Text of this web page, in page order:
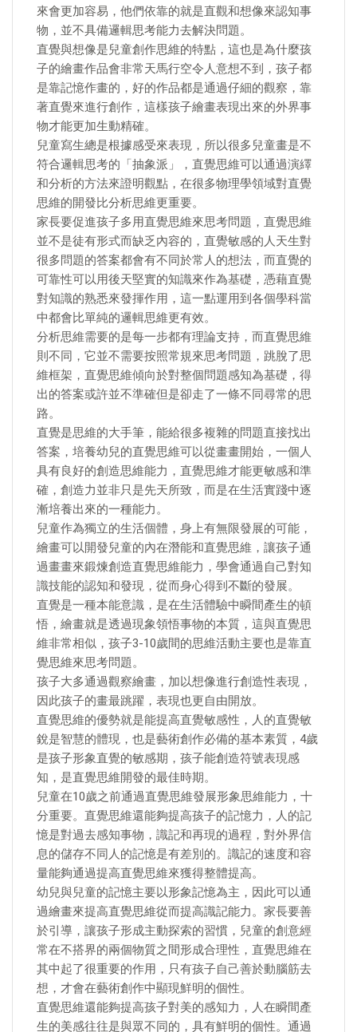
來會更加容易，他們依靠的就是直觀和想像來認知事
物，並不具備邏輯思考能力去解決問題。
直覺與想像是兒童創作思維的特點，這也是為什麼孩
子的繪畫作品會非常天馬行空令人意想不到，孩子都
是靠記憶作畫的，好的作品都是通過仔細的觀察，靠
著直覺來進行創作，這樣孩子繪畫表現出來的外界事
物才能更加生動精確。
兒童寫生總是根據感受來表現，所以很多兒童畫是不
符合邏輯思考的「抽象派」，直覺思維可以通過演繹
和分析的方法來證明觀點，在很多物理學領域對直覺
思維的開發比分析思維更重要。
家長要促進孩子多用直覺思維來思考問題，直覺思維
並不是徒有形式而缺乏內容的，直覺敏感的人天生對
很多問題的答案都會有不同於常人的想法，而直覺的
可靠性可以用後天堅實的知識來作為基礎，憑藉直覺
對知識的熟悉來發揮作用，這一點運用到各個學科當
中都會比單純的邏輯思維更有效。
分析思維需要的是每一步都有理論支持，而直覺思維
則不同，它並不需要按照常規來思考問題，跳脫了思
維框架，直覺思維傾向於對整個問題感知為基礎，得
出的答案或許並不準確但是卻走了一條不同尋常的思
路。
直覺是思維的大手筆，能給很多複雜的問題直接找出
答案，培養幼兒的直覺思維可以從畫畫開始，一個人
具有良好的創造思維能力，直覺思維才能更敏感和準
確，創造力並非只是先天所致，而是在生活實踐中逐
漸培養出來的一種能力。
兒童作為獨立的生活個體，身上有無限發展的可能，
繪畫可以開發兒童的內在潛能和直覺思維，讓孩子通
過畫畫來鍛煉創造直覺思維能力，學會通過自己對知
識技能的認知和發現，從而身心得到不斷的發展。
直覺是一種本能意識，是在生活體驗中瞬間產生的頓
悟，繪畫就是透過現象領悟事物的本質，這與直覺思
維非常相似，孩子3-10歲間的思維活動主要也是靠直
覺思維來思考問題。
孩子大多通過觀察繪畫，加以想像進行創造性表現，
因此孩子的畫最跳躍，表現也更自由開放。
直覺思維的優勢就是能提高直覺敏感性，人的直覺敏
銳是智慧的體現，也是藝術創作必備的基本素質，4歲
是孩子形象直覺的敏感期，孩子能創造符號表現感
知，是直覺思維開發的最佳時期。
兒童在10歲之前通過直覺思維發展形象思維能力，十
分重要。直覺思維還能夠提高孩子的記憶力，人的記
憶是對過去感知事物，識記和再現的過程，對外界信
息的儲存不同人的記憶是有差別的。識記的速度和容
量能夠通過提高直覺思維來獲得整體提高。
幼兒與兒童的記憶主要以形象記憶為主，因此可以通
過繪畫來提高直覺思維從而提高識記能力。家長要善
於引導，讓孩子形成主動探索的習慣，兒童的創意經
常在不搭界的兩個物質之間形成合理性，直覺思維在
其中起了很重要的作用，只有孩子自己善於動腦筋去
想，才會在藝術創作中顯現鮮明的個性。
直覺思維還能夠提高孩子對美的感知力，人在瞬間產
生的美感往往是與眾不同的，具有鮮明的個性。通過